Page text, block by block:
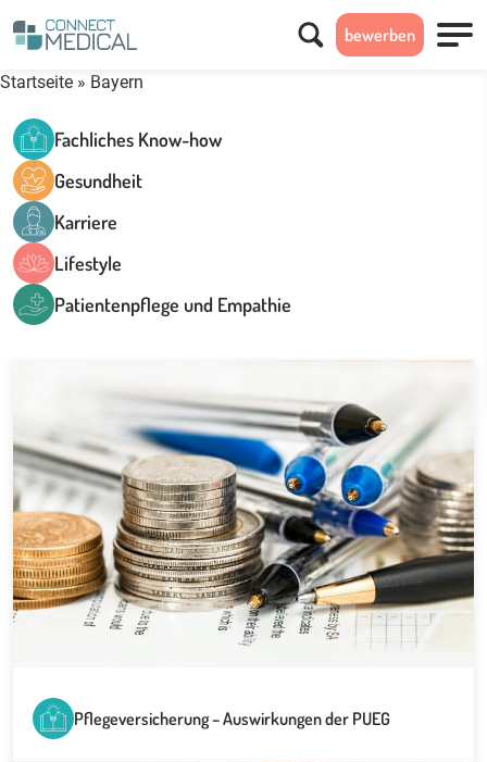
Menü
bewerben
Startseite » Bayern
Fachliches Know-how
Gesundheit
Karriere
Lifestyle
Patientenpflege und Empathie
Pflegeversicherung – Auswirkungen der PUEG